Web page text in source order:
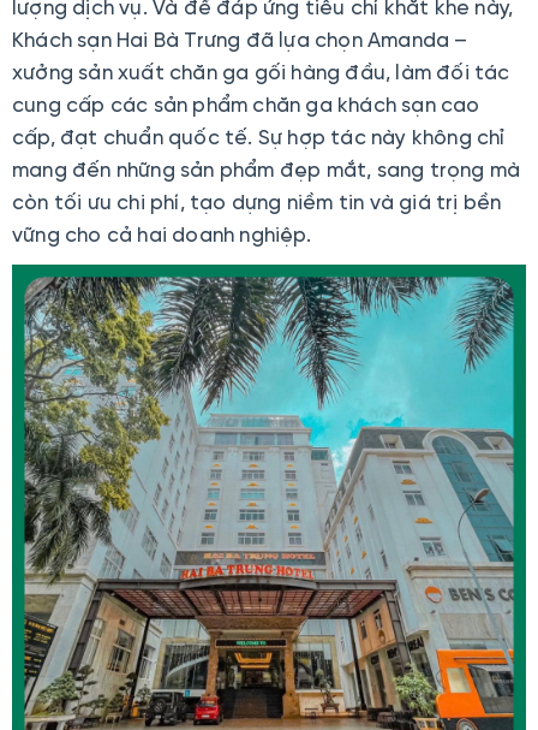
lượng dịch vụ. Và để đáp ứng tiêu chí khắt khe này,
Khách sạn Hai Bà Trưng đã lựa chọn Amanda –
xưởng sản xuất chăn ga gối hàng đầu, làm đối tác
cung cấp các sản phẩm chăn ga khách sạn cao
cấp, đạt chuẩn quốc tế. Sự hợp tác này không chỉ
mang đến những sản phẩm đẹp mắt, sang trọng mà
còn tối ưu chi phí, tạo dựng niềm tin và giá trị bền
vững cho cả hai doanh nghiệp.